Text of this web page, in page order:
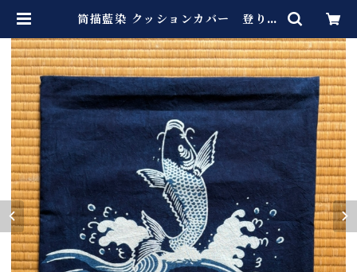
筒描藍染 クッションカバー 登り鯉